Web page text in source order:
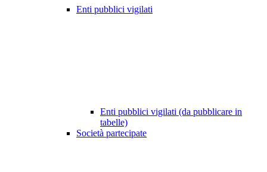
Enti pubblici vigilati
Enti pubblici vigilati (da pubblicare in
tabelle)
Società partecipate